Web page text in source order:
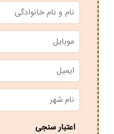
نام
و
نام
خانوادگی
موبایل
ایمیل
نام
شهر *
اعتبار سنجی